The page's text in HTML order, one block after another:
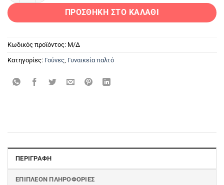
ΠΡΟΣΘΉΚΗ ΣΤΟ ΚΑΛΆΘΙ
Κωδικός προϊόντος: Μ/Δ
Κατηγορίες: Γούνες, Γυναικεία παλτό
ΠΕΡΙΓΡΑΦΉ
ΕΠΙΠΛΈΟΝ ΠΛΗΡΟΦΟΡΊΕΣ